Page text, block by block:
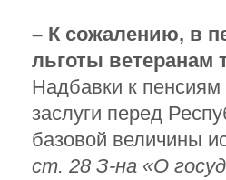
– К сожалению, в
льготы ветеранам
Надбавки к
заслуги перед
базовой величины
ст. 28 З-на «О